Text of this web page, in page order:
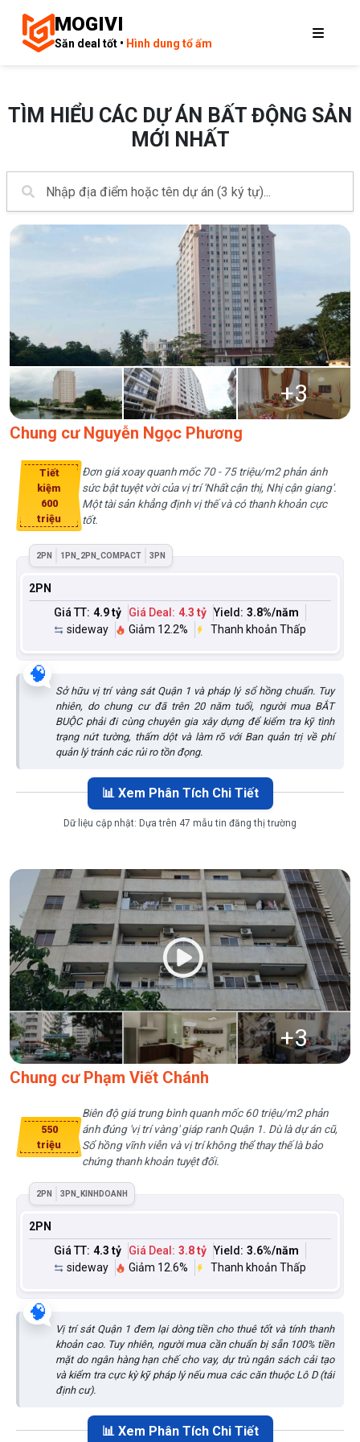
MOGIVI
Săn deal tốt • Hình dung tổ ấm
TÌM HIỂU CÁC DỰ ÁN BẤT ĐỘNG SẢN
MỚI NHẤT
+3
Chung cư Nguyễn Ngọc Phương
Tiết
kiệm
600
triệu
Đơn giá xoay quanh mốc 70 - 75 triệu/m2 phản ánh
sức bật tuyệt vời của vị trí 'Nhất cận thị, Nhị cận giang'.
Một tài sản khẳng định vị thế và có thanh khoản cực
tốt.
2PN 1PN_2PN_COMPACT 3PN
2PN
Giá TT: 4.9 tỷ Giá Deal: 4.3 tỷ Yield: 3.8%/năm
sideway
Giảm 12.2% Thanh khoản Thấp
🧠
Sở hữu vị trí vàng sát Quận 1 và pháp lý sổ hồng chuẩn. Tuy
nhiên, do chung cư đã trên 20 năm tuổi, người mua BẮT
BUỘC phải đi cùng chuyên gia xây dựng để kiểm tra kỹ tình
trạng nứt tường, thấm dột và làm rõ với Ban quản trị về phí
quản lý tránh các rủi ro tồn đọng.
📊 Xem Phân Tích Chi Tiết
Dữ liệu cập nhật: Dựa trên 47 mẫu tin đăng thị trường
+3
Chung cư Phạm Viết Chánh
550
triệu
Biên độ giá trung bình quanh mốc 60 triệu/m2 phản
ánh đúng 'vị trí vàng' giáp ranh Quận 1. Dù là dự án cũ,
Sổ hồng vĩnh viễn và vị trí không thể thay thế là bảo
chứng thanh khoản tuyệt đối.
2PN 3PN_KINHDOANH
2PN
Giá TT: 4.3 tỷ Giá Deal: 3.8 tỷ Yield: 3.6%/năm
sideway
Giảm 12.6% Thanh khoản Thấp
🧠
Vị trí sát Quận 1 đem lại dòng tiền cho thuê tốt và tính thanh
khoản cao. Tuy nhiên, người mua cần chuẩn bị sẵn 100% tiền
mặt do ngân hàng hạn chế cho vay, dự trù ngân sách cải tạo
và kiểm tra cực kỳ kỹ pháp lý nếu mua các căn thuộc Lô D (tái
định cư).
📊 Xem Phân Tích Chi Tiết